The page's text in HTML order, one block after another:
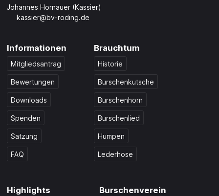
Johannes Hornauer (Kassier)
kassier@bv-roding.de
Informationen
Mitgliedsantrag
Bewertungen
Downloads
Spenden
Satzung
FAQ
Brauchtum
Historie
Burschenkutsche
Burschenhorn
Burschenlied
Humpen
Lederhose
Highlights Burschenverein